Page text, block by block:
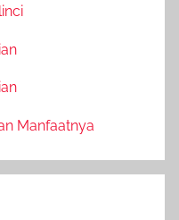
Manfaatnya